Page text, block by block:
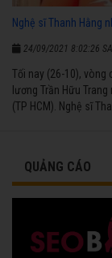
Nghệ sĩ Thanh Hằng
24/09/2021 8:02:26 SA
Tối nay (26-10), vòng
lương Trần Hữu
(TP HCM). Nghệ sĩ
QUẢNG CÁO